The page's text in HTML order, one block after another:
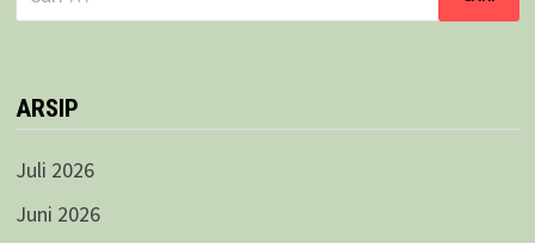
untuk:
ARSIP
Juli 2026
Juni 2026